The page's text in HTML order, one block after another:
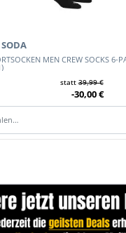
MEN CREW SOCKS 6-
statt39,99 €
-30,00 €